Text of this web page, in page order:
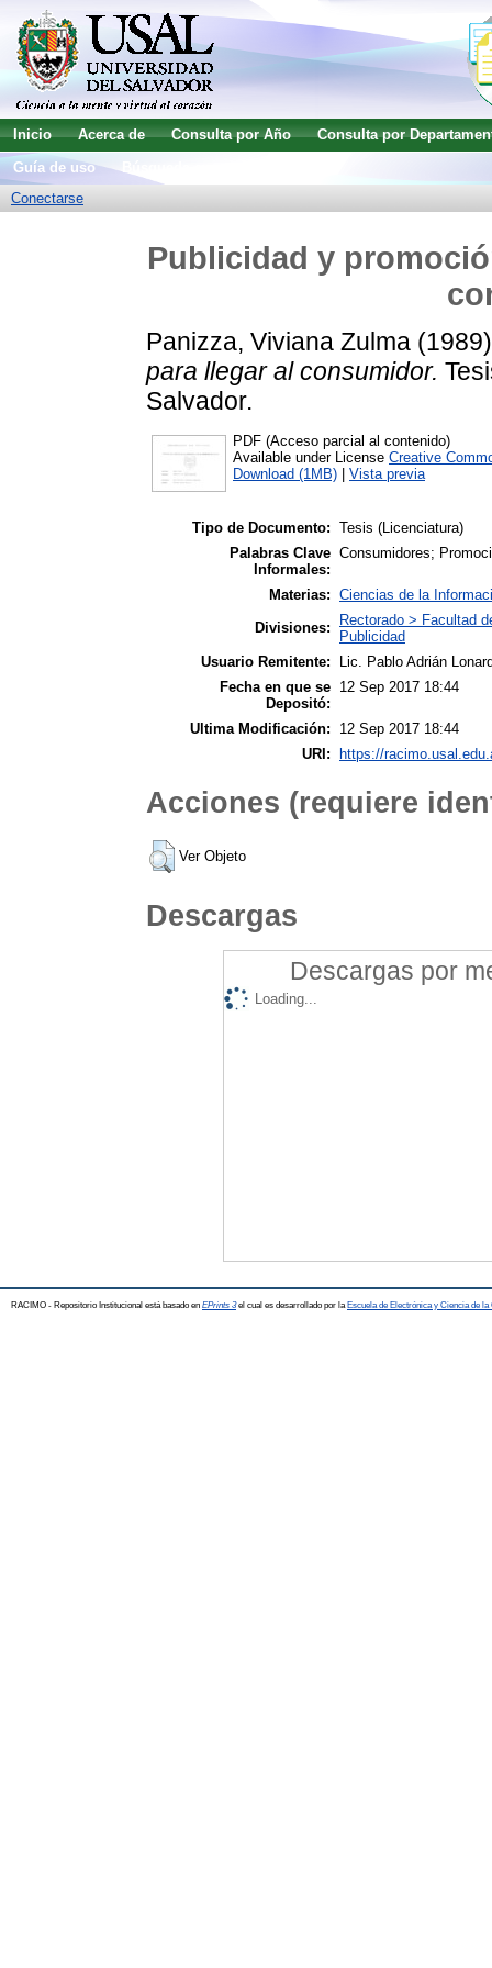
Inicio Acerca de Consulta por Año
Consulta por
Guía de uso
Conectarse
Publicidad y
Panizza, Viviana Zulma
para llegar al consumidor.
Salvador.
PDF (Acceso parcial al contenido)
Available under License Creative
Download (1MB)
Vista previa
Tipo de Documento: Tesis (Licenciatura)
Palabras Clave
Informales:
Consumidores;
Materias: Ciencias de la
Divisiones:
Rectorado > Facultad
Publicidad
Usuario Remitente:
Lic. Pablo Adrián
Fecha en que se
Depositó:
12 Sep 2017 18:44
Ultima Modificación:
12 Sep 2017 18:44
URI:
https://
Acciones (requiere
Ver Objeto
Descargas
Descargas por
Loading...
RACIMO - Repositorio Institucional está basado en EPrints 3el cual es desarrollado por la Escuela de Electrónica y Ciencia de la